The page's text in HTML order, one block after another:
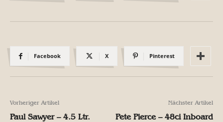
Facebook X Pinterest
Vorheriger Artikel
Paul Sawyer – 4.5 Ltr.
Nächster Artikel
Pete Pierce – 48ci Inboard